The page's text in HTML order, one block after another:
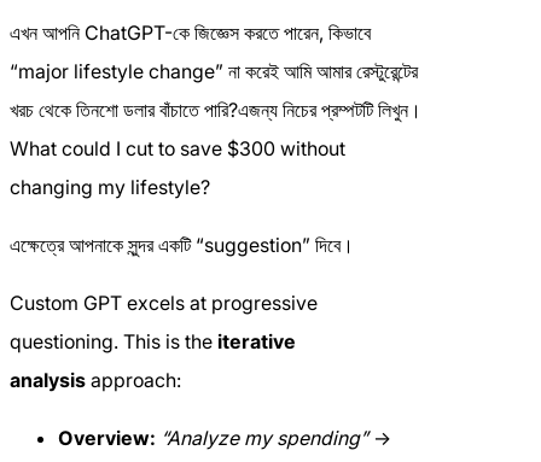
এখন আপনি ChatGPT-কে জিজ্ঞেস করতে পারেন, কিভাবে
“major lifestyle change” না করেই আমি আমার রেস্টুরেন্টের
খরচ থেকে তিনশো ডলার বাঁচাতে পারি?এজন্য নিচের প্রম্পটটি লিখুন।
What could I cut to save $300 without
changing my lifestyle?
এক্ষেত্রে আপনাকে সুন্দর একটি “suggestion” দিবে।
Custom GPT excels at progressive
questioning. This is the iterative
analysis approach:
Overview: “Analyze my spending”→